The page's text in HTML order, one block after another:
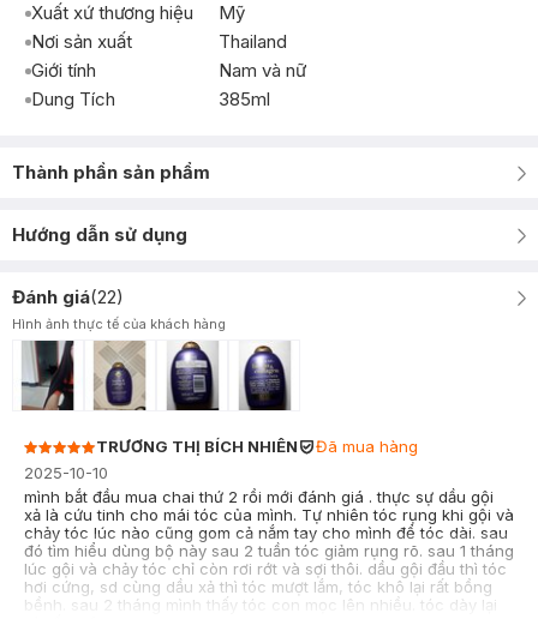
Xuất xứ thương hiệu
Mỹ
Nơi sản xuất
Thailand
Giới tính
Nam và nữ
Dung Tích
385ml
Thành phần sản phẩm
Hướng dẫn sử dụng
Đánh giá(22)
Hình ảnh thực tế của khách hàng
TRƯƠNG THỊ BÍCH NHIÊN
Đã mua hàng
2025-10-10
mình bắt đầu mua chai thứ 2 rồi mới đánh giá . thực sự dầu gội
xả là cứu tinh cho mái tóc của mình. Tự nhiên tóc rụng khi gội và
chảy tóc lúc nào cũng gom cả nắm tay cho mình để tóc dài. sau
đó tìm hiểu dùng bộ này sau 2 tuần tóc giảm rụng rõ. sau 1 tháng
lúc gội và chảy tóc chỉ còn rơi rớt và sợi thôi. dầu gội đầu thì tóc
hơi cứng, sd cùng dầu xả thì tóc mượt lắm, tóc khô lại rất bồng
bềnh. sau 2 tháng mình thấy tóc con mọc lên nhiều. tóc dày lại